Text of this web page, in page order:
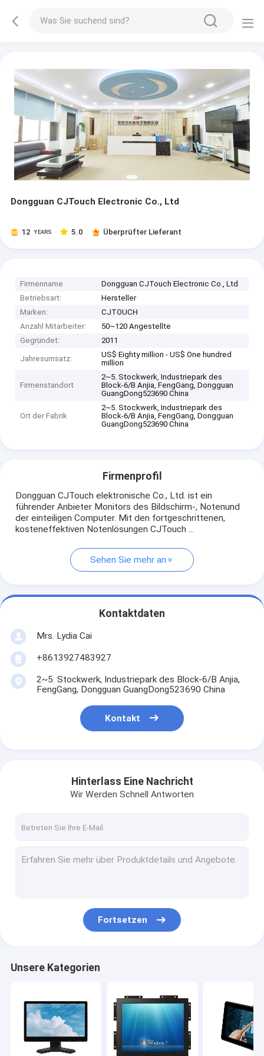
Dongguan CJTouch Electronic Co., Ltd
12 YEARS 5.0 Überprüfter Lieferant
Firmenname
Dongguan CJTouch Electronic Co., Ltd
Betriebsart:
Hersteller
Marken:
CJTOUCH
Anzahl Mitarbeiter:
50~120 Angestellte
Gegründet:
2011
Jahresumsatz:
US$ Eighty million - US$ One hundred
million
Firmenstandort
2~5. Stockwerk, Industriepark des
Block-6/B Anjia, FengGang, Dongguan
GuangDong523690 China
Ort der Fabrik
2~5. Stockwerk, Industriepark des
Block-6/B Anjia, FengGang, Dongguan
GuangDong523690 China
Firmenprofil
Dongguan CJTouch elektronische Co., Ltd. ist ein
führender Anbieter Monitors des Bildschirm-, Notenund
der einteiligen Computer. Mit den fortgeschrittenen,
kosteneffektiven Notenlösungen CJTouch ...
Sehen Sie mehr an
Kontaktdaten
Mrs. Lydia Cai
+8613927483927
2~5. Stockwerk, Industriepark des Block-6/B Anjia,
FengGang, Dongguan GuangDong523690 China
Kontakt
Hinterlass Eine Nachricht
Wir Werden Schnell Antworten
Fortsetzen
Unsere Kategorien